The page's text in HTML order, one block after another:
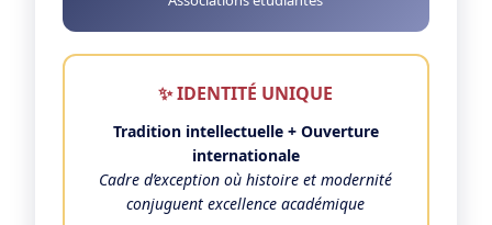
✨ IDENTITÉ UNIQUE
Tradition intellectuelle + Ouverture
internationale
Cadre d’exception où histoire et modernité
conjuguent excellence académique